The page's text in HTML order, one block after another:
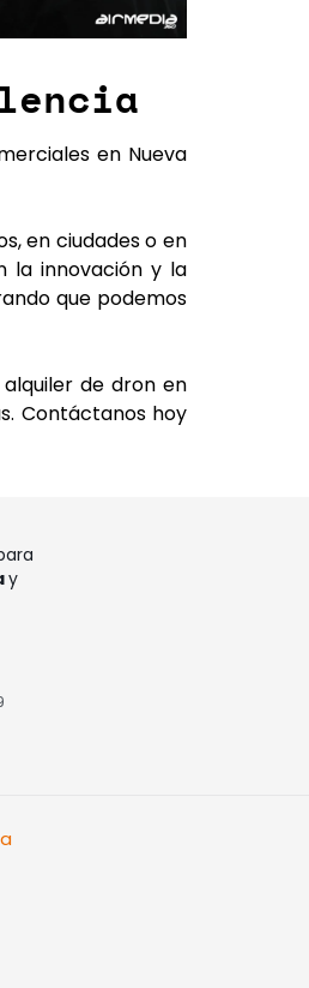
en Nueva
en ciudades o en
la innovación y la
que podemos
alquiler de dron en
Contáctanos hoy
y